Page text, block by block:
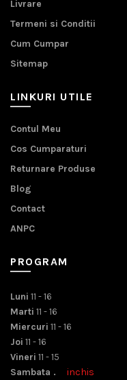
Livrare
Termeni si Conditii
Cum Cumpar
Sitemap
LINKURI UTILE
Contul Meu
Cos Cumparaturi
Returnare Produse
Blog
Contact
ANPC
PROGRAM
Luni 11 - 16
Marti 11 - 16
Miercuri 11 - 16
Joi 11 - 16
Vineri 11 - 15
Sambata . inchis